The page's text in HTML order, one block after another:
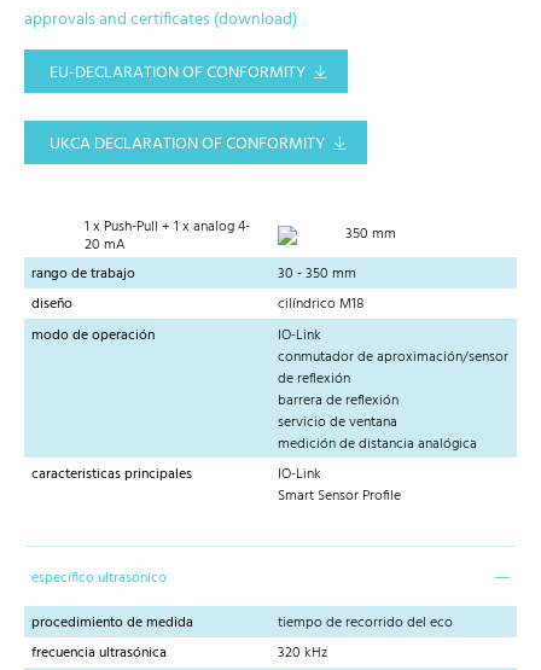
approvals and certificates (download)
EU-DECLARATION OF CONFORMITY
UKCA DECLARATION OF CONFORMITY
1 x Push-Pull + 1 x analog 4-
20 mA
350 mm
rango de trabajo
30 - 350 mm
diseño
cilíndrico M18
modo de operación
IO-Link
conmutador de aproximación/sensor
de reflexión
barrera de reflexión
servicio de ventana
medición de distancia analógica
caracteristicas principales
IO-Link
Smart Sensor Profile
específico ultrasónico
procedimiento de medida
tiempo de recorrido del eco
frecuencia ultrasónica
320 kHz